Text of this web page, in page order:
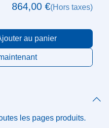
au panier
864,00€(Hors taxes)
les pages produits.